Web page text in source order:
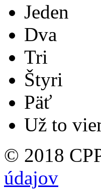
Jeden
Dva
Tri
Štyri
Päť
Už to
© 2018
údajov